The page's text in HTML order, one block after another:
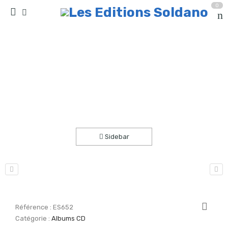
0
Sidebar
Référence :ES652
Catégorie :Albums CD